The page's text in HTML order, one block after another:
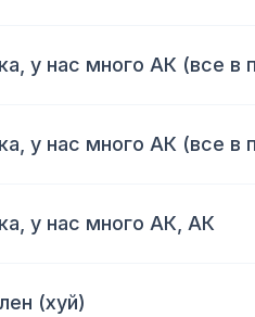
у нас много АК (все в
у нас много АК (все в
у нас много АК, АК
(хуй)